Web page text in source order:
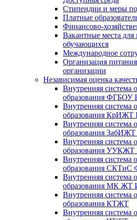
Стипендии и меры
Платные
Финансово-
Вакантные места для
обучающихся
Международное
Организация
организации
Независимая оценка
Внутренняя система
образования
Внутренняя система
образования
Внутренняя система
образования
Внутренняя система
образования
Внутренняя система
образования
Внутренняя система
образования МК
Внутренняя система
образования КТЖТ
Внутренняя система